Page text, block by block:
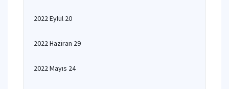
2022 Eylül 20
2022 Haziran 29
2022 Mayıs 24